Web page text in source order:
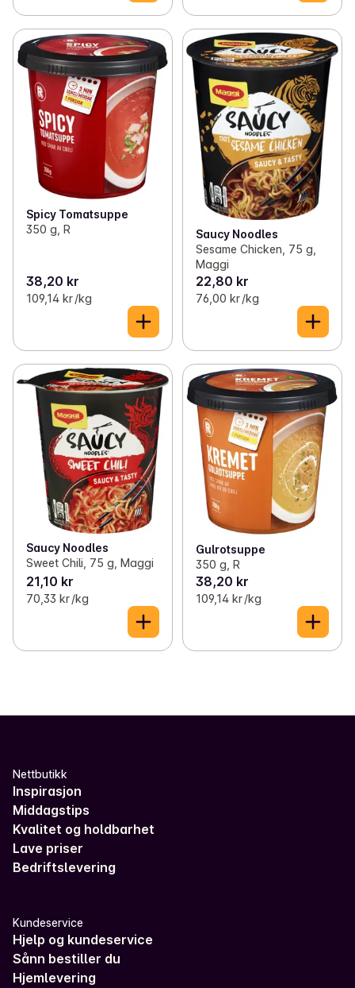
Spicy Tomatsuppe
350 g, R
38,20 kr
109,14 kr /kg
Saucy Noodles
Sesame Chicken, 75 g,
Maggi
22,80 kr
76,00 kr /kg
Saucy Noodles
Sweet Chili, 75 g, Maggi
21,10 kr
70,33 kr /kg
Gulrotsuppe
350 g, R
38,20 kr
109,14 kr /kg
Nettbutikk
Inspirasjon
Middagstips
Kvalitet og holdbarhet
Lave priser
Bedriftslevering
Kundeservice
Hjelp og kundeservice
Sånn bestiller du
Hjemlevering